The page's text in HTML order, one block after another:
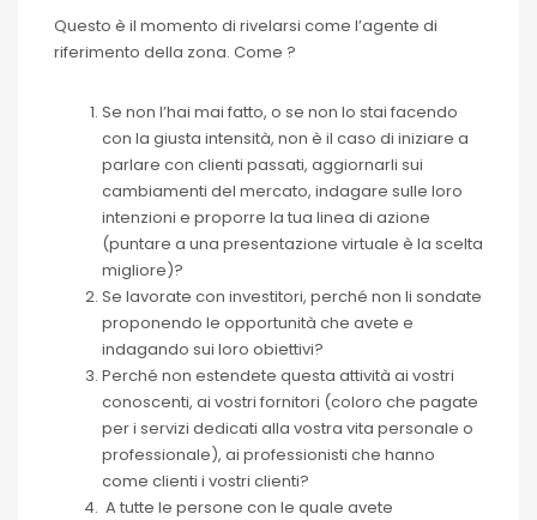
Questo è il momento di rivelarsi come l’agente di
riferimento della zona. Come ?
Se non l’hai mai fatto, o se non lo stai facendo
con la giusta intensità, non è il caso di iniziare a
parlare con clienti passati, aggiornarli sui
cambiamenti del mercato, indagare sulle loro
intenzioni e proporre la tua linea di azione
(puntare a una presentazione virtuale è la scelta
migliore)?
Se lavorate con investitori, perché non li sondate
proponendo le opportunità che avete e
indagando sui loro obiettivi?
Perché non estendete questa attività ai vostri
conoscenti, ai vostri fornitori (coloro che pagate
per i servizi dedicati alla vostra vita personale o
professionale), ai professionisti che hanno
come clienti i vostri clienti?
A tutte le persone con le quale avete